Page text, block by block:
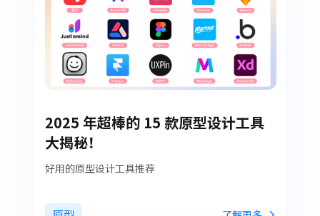
2025 年超棒的 15 款原型设计工具
大揭秘！
好用的原型设计工具推荐